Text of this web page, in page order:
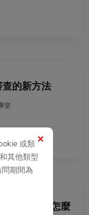
或類
其他類型
期間為
的新方法
堂
到哪看，怎麼